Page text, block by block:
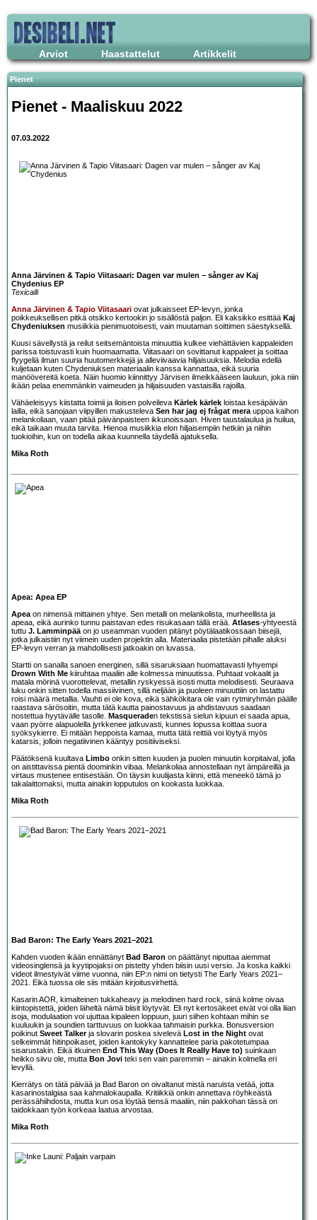
Arviot Haastattelut Artikkelit
Pienet
Pienet - Maaliskuu 2022
07.03.2022
Anna Järvinen & Tapio Viitasaari: Dagen var mulen – sånger av Kaj
Chydenius EP
Texicalli
Anna Järvinen & Tapio Viitasaari ovat julkaisseet EP-levyn, jonka
poikkeuksellisen pitkä otsikko kertookin jo sisällöstä paljon. Eli kaksikko esittää Kaj
Chydeniuksen musiikkia pienimuotoisesti, vain muutaman soittimen säestyksellä.
Kuusi sävellystä ja reilut seitsemäntoista minuuttia kulkee viehättävien kappaleiden
parissa toistuvasti kuin huomaamatta. Viitasaari on sovittanut kappaleet ja soittaa
flyygeliä ilman suuria huutomerkkejä ja alleviivaavia hiljaisuuksia. Melodia edellä
kuljetaan kuten Chydeniuksen materiaalin kanssa kannattaa, eikä suuria
manöövereitä koeta. Näin huomio kiinnittyy Järvisen ilmeikkääseen lauluun, joka niin
ikään pelaa enemmänkin vaimeuden ja hiljaisuuden vastaisilla rajoilla.
Vähäeleisyys kiistatta toimii ja iloisen polveileva Kärlek kärlek loistaa kesäpäivän
lailla, eikä sanojaan viipyillen makusteleva Sen har jag ej frågat merauppoa kaihon
melankoliaan, vaan pitää päivänpaisteen ikkunoissaan. Hiven taustalaulua ja huilua,
eikä taikaan muuta tarvita. Hienoa musiikkia elon hiljaisempiin hetkiin ja niihin
tuokioihin, kun on todella aikaa kuunnella täydellä ajatuksella.
Mika Roth
Apea: Apea EP
Apea on nimensä mittainen yhtye. Sen metalli on melankolista, murheellista ja
apeaa, eikä aurinko tunnu paistavan edes risukasaan tällä erää. Atlases-yhtyeestä
tuttu J. Lamminpää on jo useamman vuoden pitänyt pöytälaatikossaan biisejä,
jotka julkaistiin nyt viimein uuden projektin alla. Materiaalia pistetään pihalle aluksi
EP-levyn verran ja mahdollisesti jatkoakin on luvassa.
Startti on sanalla sanoen energinen, sillä sisaruksiaan huomattavasti lyhyempi
Drown With Me kiiruhtaa maaliin alle kolmessa minuutissa. Puhtaat vokaalit ja
matala mörinä vuorottelevat, metallin ryskyessä isosti mutta melodisesti. Seuraava
luku onkin sitten todella massiivinen, sillä neljään ja puoleen minuuttiin on lastattu
roisi määrä metallia. Vauhti ei ole kova, eikä sähkökitara ole vain rytmiryhmän päälle
raastava särösoitin, mutta tätä kautta painostavuus ja ahdistavuus saadaan
nostettua hyytävälle tasolle. Masqueraden tekstissä sielun kipuun ei saada apua,
vaan pyörre alapuolella jyrkkenee jatkuvasti, kunnes lopussa koittaa suora
syöksykierre. Ei mitään heppoista kamaa, mutta tätä reittiä voi löytyä myös
katarsis, jolloin negatiivinen kääntyy positiiviseksi.
Päätöksenä kuultava Limbo onkin sitten kuuden ja puolen minuutin korpitaival, jolla
on aistittavissa pientä doominkin vibaa. Melankoliaa annostellaan nyt ämpäreillä ja
virtaus mustenee entisestään. On täysin kuulijasta kiinni, että meneekö tämä jo
takalaittomaksi, mutta ainakin lopputulos on kookasta luokkaa.
Mika Roth
Bad Baron: The Early Years 2021–2021
Kahden vuoden ikään ennättänyt Bad Baron on päättänyt niputtaa aiemmat
videosinglensä ja kyytipojaksi on pistetty yhden biisin uusi versio. Ja koska kaikki
videot ilmestyivät viime vuonna, niin EP:n nimi on tietysti The Early Years 2021–
2021. Eikä tuossa ole siis mitään kirjoitusvirhettä.
Kasarin AOR, kimalteinen tukkaheavy ja melodinen hard rock, siinä kolme oivaa
kiintopistettä, joiden läheltä nämä biisit löytyvät. Eli nyt kertosäkeet eivät voi olla liian
isoja, modulaation voi ujuttaa kipaleen loppuun, juuri siihen kohtaan mihin se
kuuluukin ja soundien tarttuvuus on luokkaa tahmaisin purkka. Bonusversion
poikinut Sweet Talkerja slovarin poskea sivelevä Lost in the Night ovat
selkeimmät hitinpoikaset, joiden kantokyky kannattelee paria pakotetumpaa
sisarustakin. Eikä itkuinen End This Way (Does It Really Have to) suinkaan
heikko siivu ole, mutta Bon Jovi teki sen vain paremmin – ainakin kolmella eri
levyllä.
Kierrätys on tätä päivää ja Bad Baron on oivaltanut mistä naruista vetää, jotta
kasarinostalgiaa saa kahmalokaupalla. Kritiikkiä onkin annettava röyhkeästä
perässähiihdosta, mutta kun osa löytää tiensä maaliin, niin pakkohan tässä on
taidokkaan työn korkeaa laatua arvostaa.
Mika Roth